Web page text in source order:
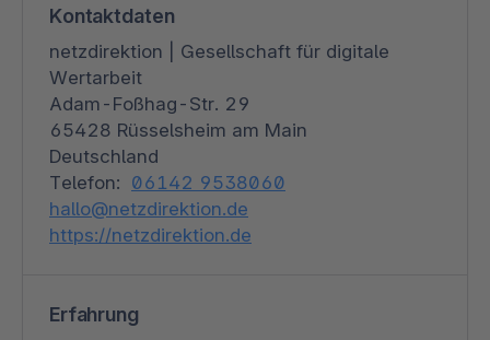
Kontaktdaten
netzdirektion | Gesellschaft für digitale
Wertarbeit
Adam-Foßhag-Str. 29
65428 Rüsselsheim am Main
Deutschland
Telefon: 06142 9538060
hallo@netzdirektion.de
https://netzdirektion.de
Erfahrung